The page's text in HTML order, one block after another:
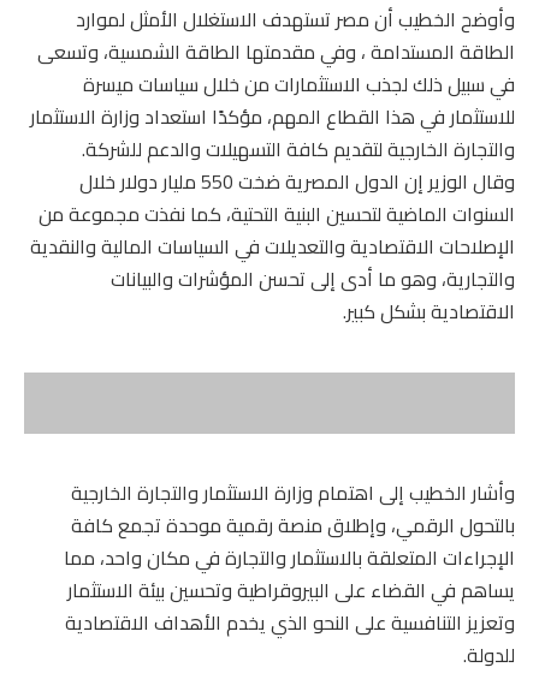
وأوضح الخطيب أن مصر تستهدف الاستغلال الأمثل لموارد
الطاقة المستدامة ، وفي مقدمتها الطاقة الشمسية، وتسعى
في سبيل ذلك لجذب الاستثمارات من خلال سياسات ميسرة
للاستثمار في هذا القطاع المهم، مؤكدًا استعداد وزارة الاستثمار
والتجارة الخارجية لتقديم كافة التسهيلات والدعم للشركة.
وقال الوزير إن الدول المصرية ضخت 550 مليار دولار خلال
السنوات الماضية لتحسين البنية التحتية، كما نفذت مجموعة من
الإصلاحات الاقتصادية والتعديلات في السياسات المالية والنقدية
والتجارية، وهو ما أدى إلى تحسن المؤشرات والبيانات
الاقتصادية بشكل كبير.
وأشار الخطيب إلى اهتمام وزارة الاستثمار والتجارة الخارجية
بالتحول الرقمي، وإطلاق منصة رقمية موحدة تجمع كافة
الإجراءات المتعلقة بالاستثمار والتجارة في مكان واحد، مما
يساهم في القضاء على البيروقراطية وتحسين بيئة الاستثمار
وتعزيز التنافسية على النحو الذي يخدم الأهداف الاقتصادية
للدولة.